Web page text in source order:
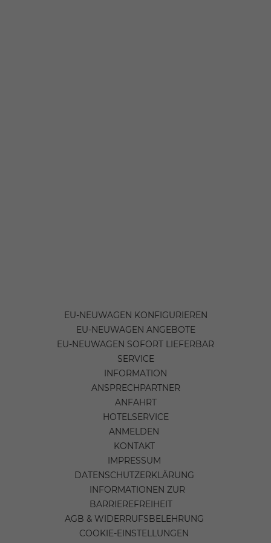
EU-NEUWAGEN KONFIGURIEREN
EU-NEUWAGEN ANGEBOTE
EU-NEUWAGEN SOFORT LIEFERBAR
SERVICE
INFORMATION
ANSPRECHPARTNER
ANFAHRT
HOTELSERVICE
ANMELDEN
KONTAKT
IMPRESSUM
DATENSCHUTZERKLÄRUNG
INFORMATIONEN ZUR
BARRIEREFREIHEIT
AGB & WIDERRUFSBELEHRUNG
COOKIE-EINSTELLUNGEN